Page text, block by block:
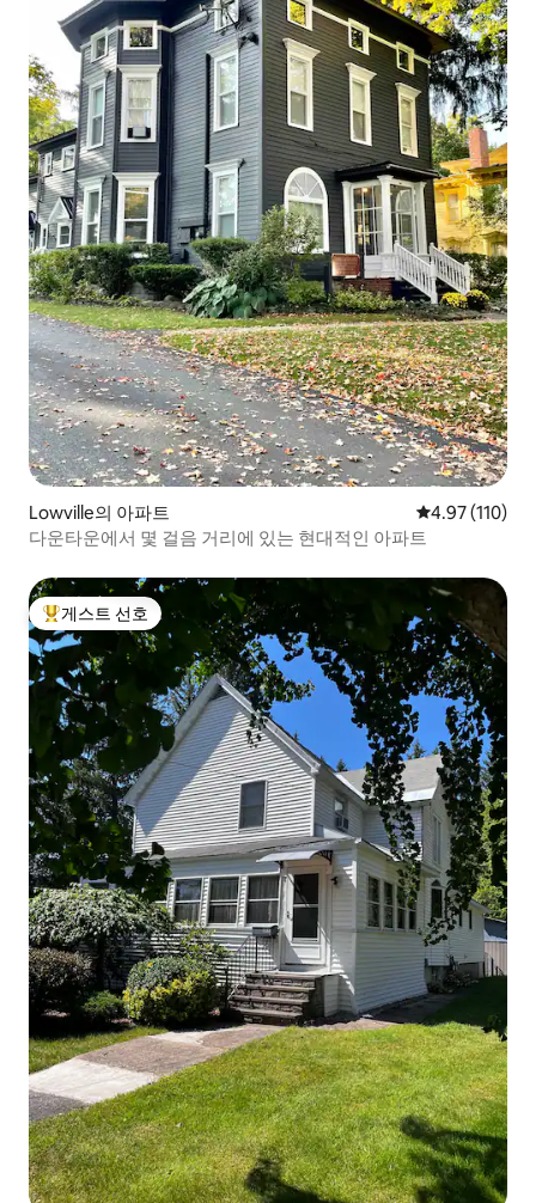
Lowville의 아파트 평점 4.97점(5
4.97 (110)
다운타운에서 몇 걸음 거리에 있는 현대적인 아파트
상위 게스트 선호
게스트 선호